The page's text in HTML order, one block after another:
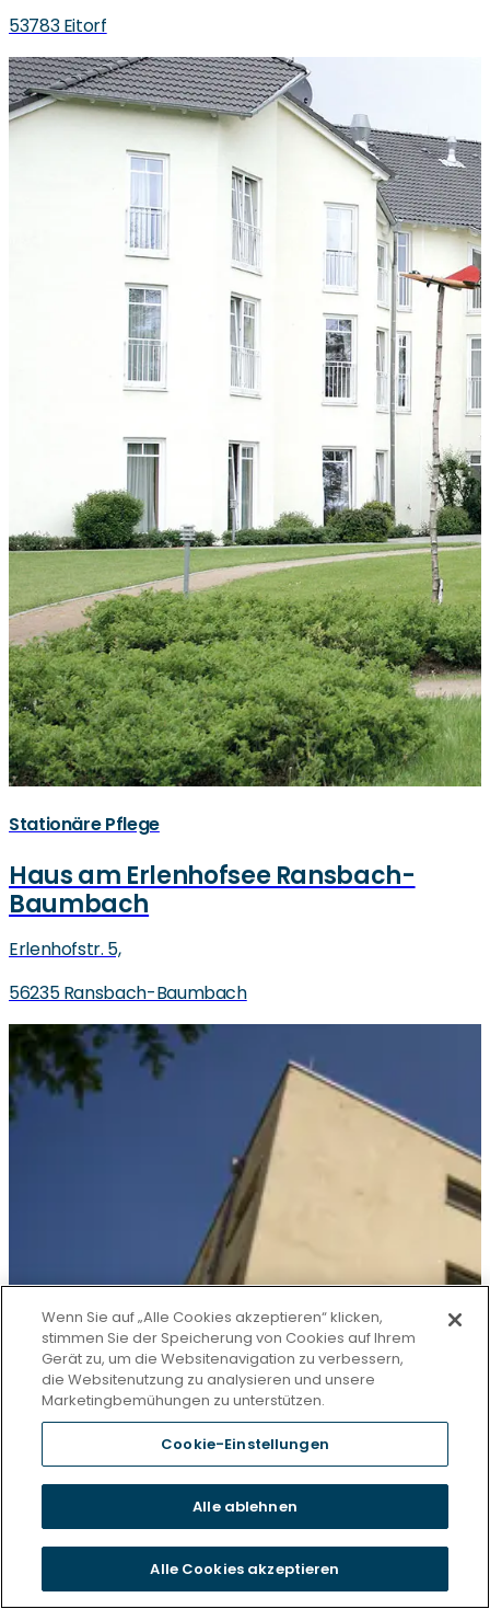
53783 Eitorf
Stationäre Pflege
Haus am Erlenhofsee Ransbach-
Baumbach
Erlenhofstr. 5,
56235 Ransbach-Baumbach
Wenn Sie auf „Alle Cookies akzeptieren“ klicken,
stimmen Sie der Speicherung von Cookies auf Ihrem
Gerät zu, um die Websitenavigation zu verbessern,
die Websitenutzung zu analysieren und unsere
Marketingbemühungen zu unterstützen.
Cookie-Einstellungen
Alle ablehnen
Alle Cookies akzeptieren